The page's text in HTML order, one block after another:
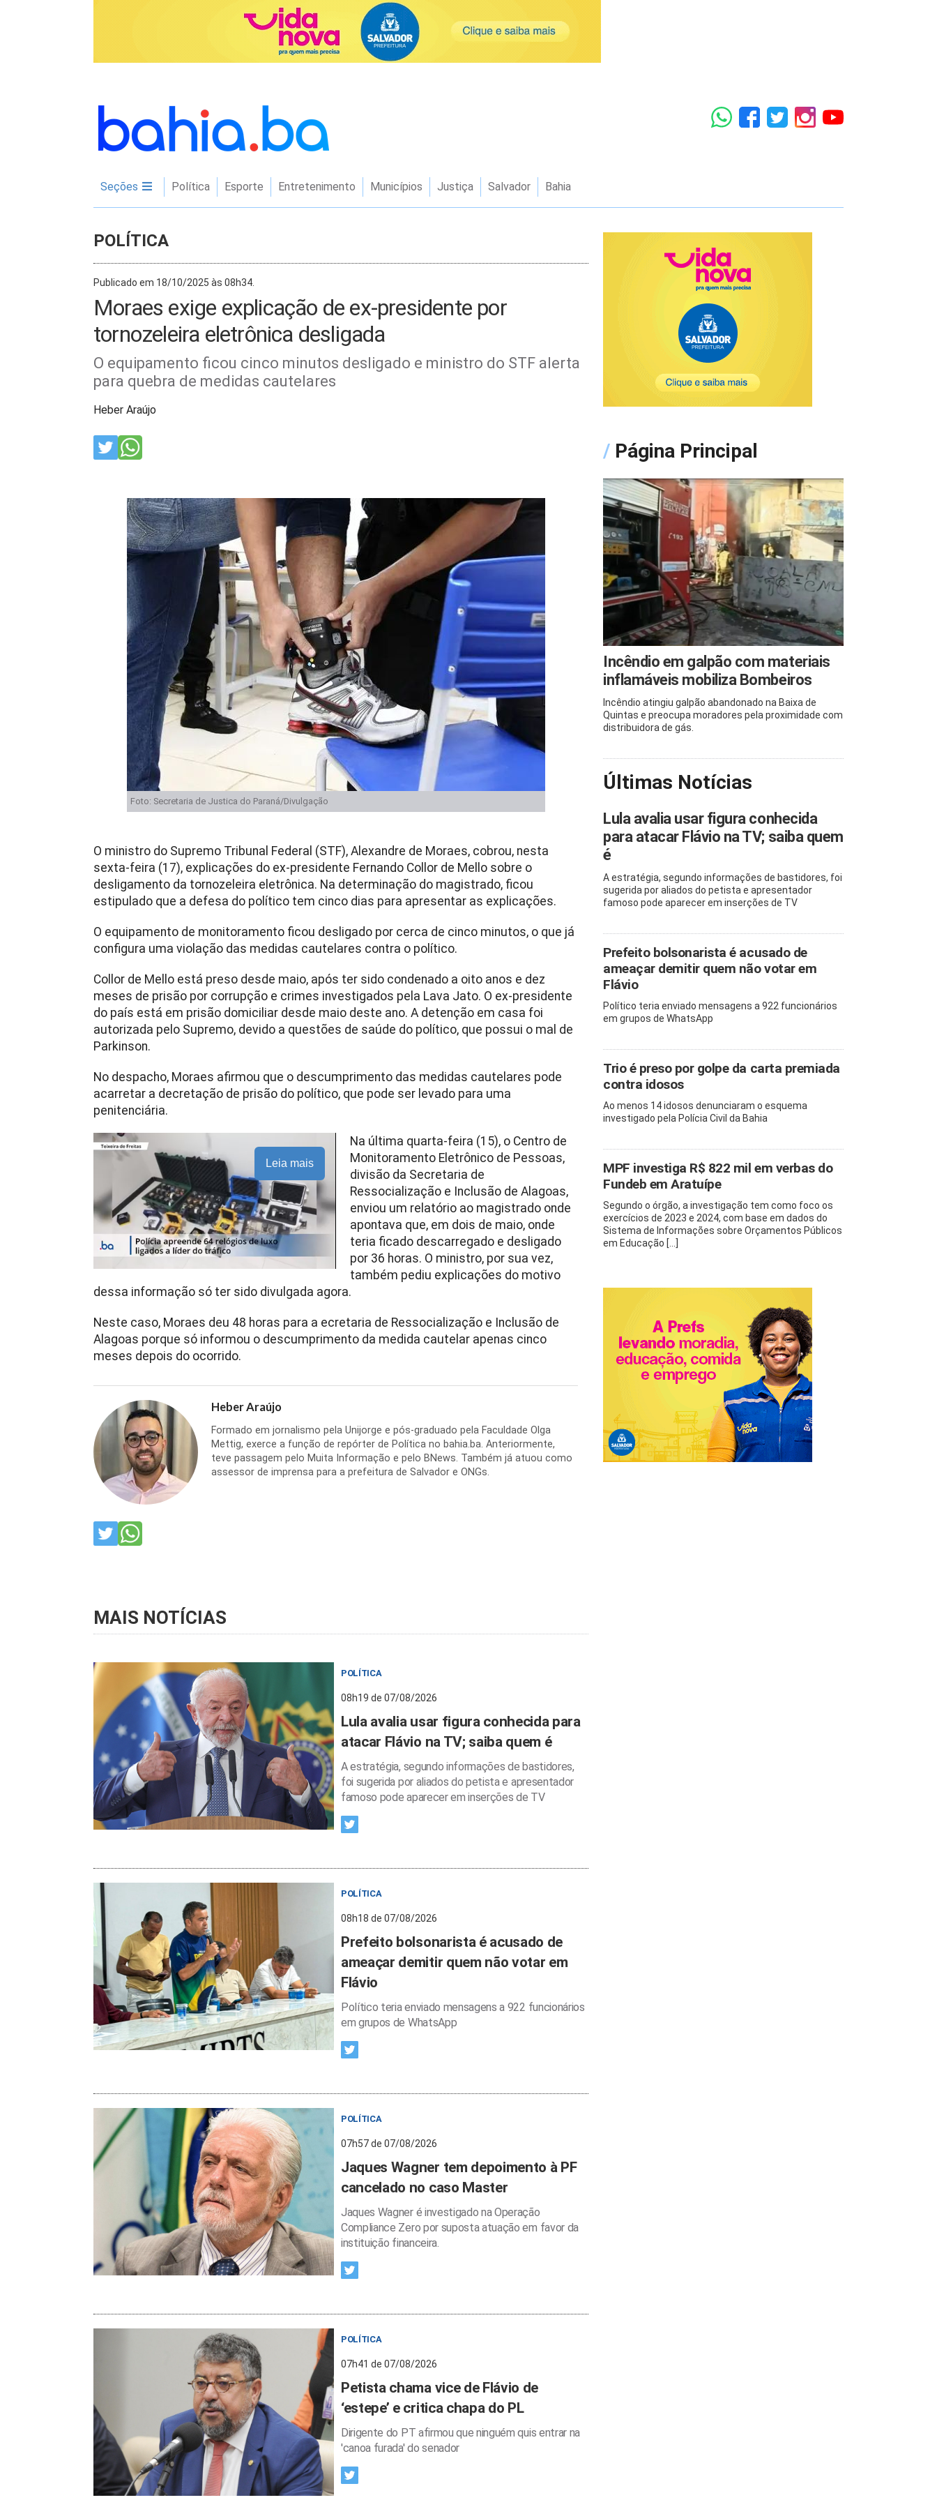
Seções Política Esporte Entretenimento Municípios Justiça Salvador Bahia
POLÍTICA
Publicado em 18/10/2025 às 08h34.
Moraes exige explicação de ex-presidente por
tornozeleira eletrônica desligada
O equipamento ficou cinco minutos desligado e ministro do STF alerta
para quebra de medidas cautelares
Heber Araújo
Foto: Secretaria de Justica do Paraná/Divulgação
O ministro do Supremo Tribunal Federal (STF), Alexandre de Moraes, cobrou, nesta
sexta-feira (17), explicações do ex-presidente Fernando Collor de Mello sobre o
desligamento da tornozeleira eletrônica. Na determinação do magistrado, ficou
estipulado que a defesa do político tem cinco dias para apresentar as explicações.
O equipamento de monitoramento ficou desligado por cerca de cinco minutos, o que já
configura uma violação das medidas cautelares contra o político.
Collor de Mello está preso desde maio, após ter sido condenado a oito anos e dez
meses de prisão por corrupção e crimes investigados pela Lava Jato. O ex-presidente
do país está em prisão domiciliar desde maio deste ano. A detenção em casa foi
autorizada pelo Supremo, devido a questões de saúde do político, que possui o mal de
Parkinson.
No despacho, Moraes afirmou que o descumprimento das medidas cautelares pode
acarretar a decretação de prisão do político, que pode ser levado para uma
penitenciária.
Leia mais
Na última quarta-feira (15), o Centro de
Monitoramento Eletrônico de Pessoas,
divisão da Secretaria de
Ressocialização e Inclusão de Alagoas,
enviou um relatório ao magistrado onde
apontava que, em dois de maio, onde
teria ficado descarregado e desligado
por 36 horas. O ministro, por sua vez,
também pediu explicações do motivo
dessa informação só ter sido divulgada agora.
Neste caso, Moraes deu 48 horas para a ecretaria de Ressocialização e Inclusão de
Alagoas porque só informou o descumprimento da medida cautelar apenas cinco
meses depois do ocorrido.
Heber Araújo
Formado em jornalismo pela Unijorge e pós-graduado pela Faculdade Olga
Mettig, exerce a função de repórter de Política no bahia.ba. Anteriormente,
teve passagem pelo Muita Informação e pelo BNews. Também já atuou como
assessor de imprensa para a prefeitura de Salvador e ONGs.
MAIS NOTÍCIAS
POLÍTICA
08h19 de 07/08/2026
Lula avalia usar figura conhecida para
atacar Flávio na TV; saiba quem é
A estratégia, segundo informações de bastidores,
foi sugerida por aliados do petista e apresentador
famoso pode aparecer em inserções de TV
POLÍTICA
08h18 de 07/08/2026
Prefeito bolsonarista é acusado de
ameaçar demitir quem não votar em
Flávio
Político teria enviado mensagens a 922 funcionários
em grupos de WhatsApp
POLÍTICA
07h57 de 07/08/2026
Jaques Wagner tem depoimento à PF
cancelado no caso Master
Jaques Wagner é investigado na Operação
Compliance Zero por suposta atuação em favor da
instituição financeira.
POLÍTICA
07h41 de 07/08/2026
Petista chama vice de Flávio de
‘estepe’ e critica chapa do PL
Dirigente do PT afirmou que ninguém quis entrar na
'canoa furada' do senador
/ Página Principal
Incêndio em galpão com materiais
inflamáveis mobiliza Bombeiros
Incêndio atingiu galpão abandonado na Baixa de
Quintas e preocupa moradores pela proximidade com
distribuidora de gás.
Últimas Notícias
Lula avalia usar figura conhecida
para atacar Flávio na TV; saiba quem
é
A estratégia, segundo informações de bastidores, foi
sugerida por aliados do petista e apresentador
famoso pode aparecer em inserções de TV
Prefeito bolsonarista é acusado de
ameaçar demitir quem não votar em
Flávio
Político teria enviado mensagens a 922 funcionários
em grupos de WhatsApp
Trio é preso por golpe da carta premiada
contra idosos
Ao menos 14 idosos denunciaram o esquema
investigado pela Polícia Civil da Bahia
MPF investiga R$ 822 mil em verbas do
Fundeb em Aratuípe
Segundo o órgão, a investigação tem como foco os
exercícios de 2023 e 2024, com base em dados do
Sistema de Informações sobre Orçamentos Públicos
em Educação [...]